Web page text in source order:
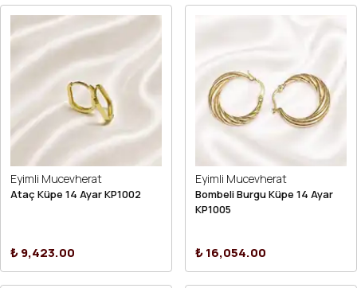
Eyimli Mucevherat
Ataç Küpe 14 Ayar KP1002
₺ 9,423.00
Eyimli Mucevherat
Bombeli Burgu Küpe 14 Ayar
KP1005
₺ 16,054.00